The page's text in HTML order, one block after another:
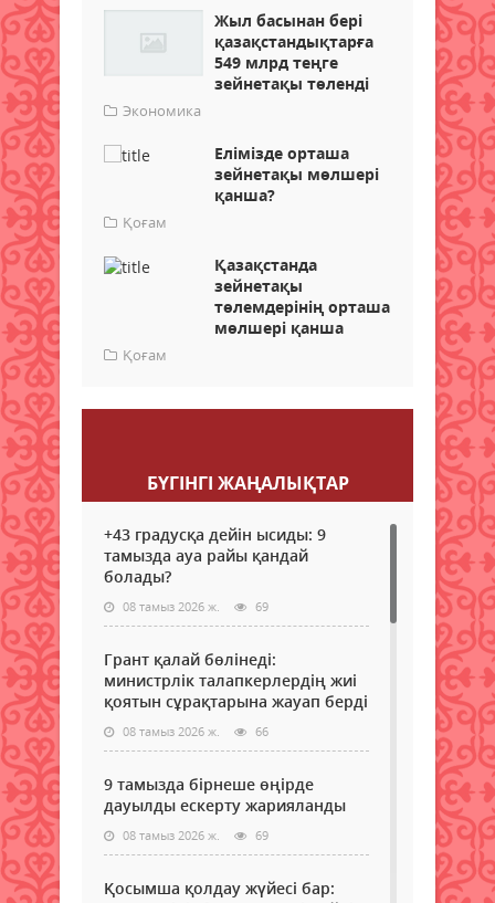
Жыл басынан бері
қазақстандықтарға
549 млрд теңге
зейнетақы төленді
Экономика
Елімізде орташа
зейнетақы мөлшері
қанша?
Қоғам
Қазақстанда
зейнетақы
төлемдерінің орташа
мөлшері қанша
Қоғам
БҮГІНГI ЖАҢАЛЫҚТАР
+43 градусқа дейін ысиды: 9
тамызда ауа райы қандай
болады?
08 тамыз 2026 ж. 69
Грант қалай бөлінеді:
министрлік талапкерлердің жиі
қоятын сұрақтарына жауап берді
08 тамыз 2026 ж. 66
9 тамызда бірнеше өңірде
дауылды ескерту жарияланды
08 тамыз 2026 ж. 69
Қосымша қолдау жүйесі бар: